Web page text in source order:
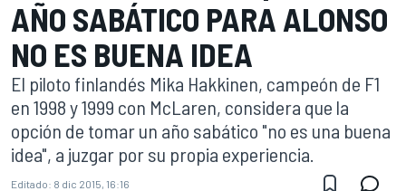
AÑO SABÁTICO PARA ALONSO
NO ES BUENA IDEA
El piloto finlandés Mika Hakkinen, campeón de F1
en 1998 y 1999 con McLaren, considera que la
opción de tomar un año sabático "no es una buena
idea", a juzgar por su propia experiencia.
Editado: 8 dic 2015, 16:16